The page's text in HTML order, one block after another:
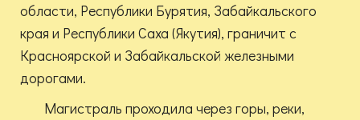
области, Республики Бурятия, Забайкальского
края и Республики Саха (Якутия), граничит с
Красноярской и Забайкальской железными
дорогами.
Магистраль проходила через горы, реки,